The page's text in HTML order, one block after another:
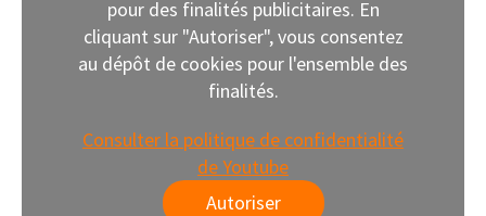
pour des finalités publicitaires. En
cliquant sur "Autoriser", vous consentez
au dépôt de cookies pour l'ensemble des
finalités.
Consulter la politique de confidentialité
de Youtube
Autoriser